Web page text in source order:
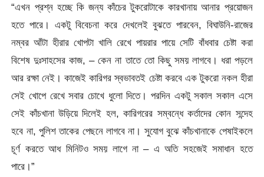
“এখন প্রশ্ন হচ্ছে কি জন্য কাঁচের টুকরোটাকে কারখানায় আনার প্রয়োজন
হতে পারে। একটু বিবেচনা করে দেখলেই বুঝতে পারবেন, বিঘাউনি-রাজের
নম্বর আঁটা হীরার খোপটা খালি রেখে পায়রার পায়ে সেটি বাঁধবার চেষ্টা করা
বিশেষ দুঃসাহসের কাজ, – কেন না তাতে তো কিছু সময় লাগবে। ধরা পড়লে
আর রক্ষা নেই। কাজেই কারিগর স্বভাবতই চেষ্টা করবে এক টুকরো নকল হীরা
সেই খোপে রেখে সবার চোখে ধুলো দিতে। পরদিন একটু সকাল সকাল এসে
সেই কাঁচখানা উড়িয়ে দিলেই হল, কারিগরের সম্বন্ধে কর্তাদের কোন সন্দেহ
হবে না, পুলিশ তাকের পেছনে লাগবে না। সুযোগ বুঝে কাঁচখানাকে পেষাইকলে
চূর্ণ করতে আধ মিনিটও সময় লাগে না – এ অতি সহজেই সমাধান হতে
পারে।”